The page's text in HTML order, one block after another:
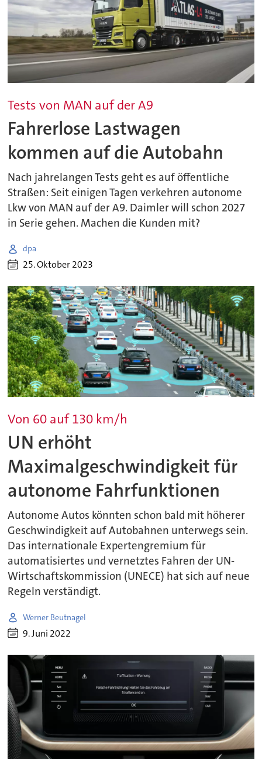
Tests von MAN auf der A9
Fahrerlose Lastwagen
kommen auf die Autobahn
Nach jahrelangen Tests geht es auf öffentliche
Straßen: Seit einigen Tagen verkehren autonome
Lkw von MAN auf der A9. Daimler will schon 2027
in Serie gehen. Machen die Kunden mit?
dpa
25. Oktober 2023
Von 60 auf 130 km/h
UN erhöht
Maximalgeschwindigkeit für
autonome Fahrfunktionen
Autonome Autos könnten schon bald mit höherer
Geschwindigkeit auf Autobahnen unterwegs sein.
Das internationale Expertengremium für
automatisiertes und vernetztes Fahren der UN-
Wirtschaftskommission (UNECE) hat sich auf neue
Regeln verständigt.
Werner Beutnagel
9. Juni 2022